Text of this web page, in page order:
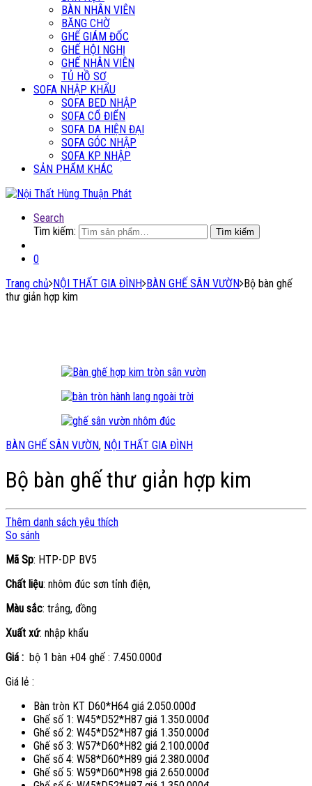
BÀN NHÂN VIÊN
BĂNG CHỜ
GHẾ GIÁM ĐỐC
GHẾ HỘI NGHỊ
GHẾ NHÂN VIÊN
TỦ HỒ SƠ
SOFA NHẬP KHẨU
SOFA BED NHẬP
SOFA CỔ ĐIỂN
SOFA DA HIỆN ĐẠI
SOFA GÓC NHẬP
SOFA KP NHẬP
SẢN PHẨM KHÁC
Search
Tìm kiếm:
Tìm kiếm
0
Trang chủ NỘI THẤT GIA ĐÌNH BÀN GHẾ SÂN VƯỜN Bộ bàn ghế
thư giản hợp kim
BÀN GHẾ SÂN VƯỜN, NỘI THẤT GIA ĐÌNH
Bộ bàn ghế thư giản hợp kim
Thêm danh sách yêu thích
So sánh
Mã Sp: HTP-DP BV5
Chất liệu: nhôm đúc sơn tỉnh điện,
Màu sắc: trắng, đồng
Xuất xứ: nhập khẩu
Giá : bộ 1 bàn +04 ghế : 7.450.000đ
Giá lẻ :
Bàn tròn KT D60*H64 giá 2.050.000đ
Ghế số 1: W45*D52*H87 giá 1.350.000đ
Ghế số 2: W45*D52*H87 giá 1.350.000đ
Ghế số 3: W57*D60*H82 giá 2.100.000đ
Ghế số 4: W58*D60*H89 giá 2.380.000đ
Ghế số 5: W59*D60*H98 giá 2.650.000đ